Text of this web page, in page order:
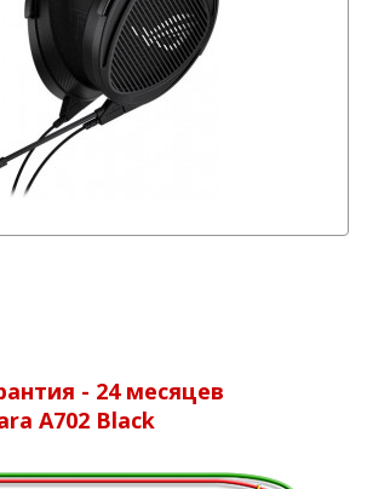
- 24 месяцев
A702 Black